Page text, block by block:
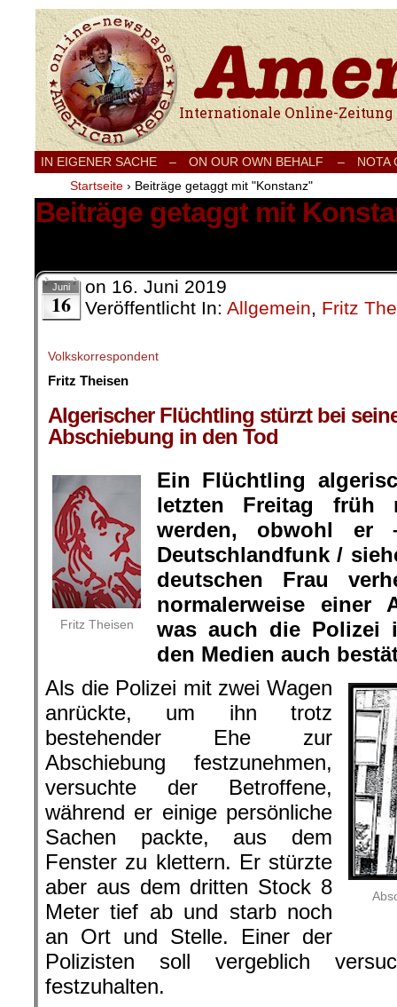
Internationale Onlinezeitung für Frieden,
IN EIGENER SACHE – ON OUR OWN BEHALF –
NOTA
Startseite › Beiträge getaggt mit "Konstanz"
Beiträge getaggt mit
Juni
16
on 16. Juni 2019
Veröffentlicht In: Allgemein, Fritz
Volkskorrespondent
Fritz Theisen
Algerischer Flüchtling stürzt bei
Abschiebung in den Tod
Fritz Theisen
Ein Flüchtling
letzten Freitag früh
werden, obwohl
Deutschlandfunk /
deutschen Frau
normalerweise einer
was auch die Polizei
den Medien auch
Als die Polizei mit zwei Wagen
anrückte, um ihn trotz
bestehender Ehe zur
Abschiebung festzunehmen,
versuchte der Betroffene,
während er einige persönliche
Sachen packte, aus dem
Fenster zu klettern. Er stürzte
aber aus dem dritten Stock 8
Meter tief ab und starb noch
an Ort und Stelle. Einer der
Polizisten soll vergeblich
festzuhalten.